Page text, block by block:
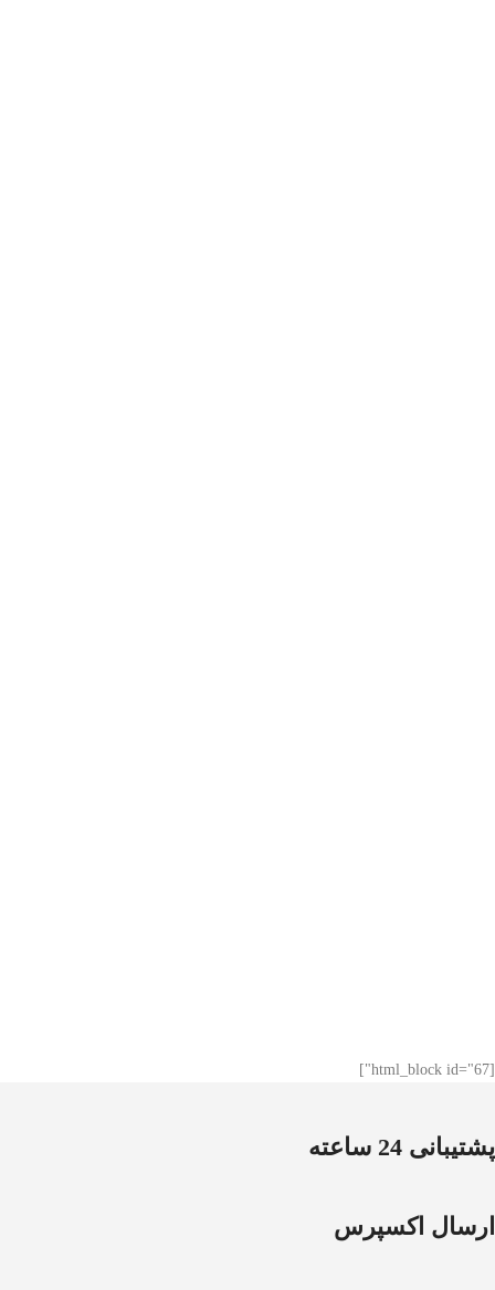
[html_block id="67"]
پشتیبانی 24 ساعته
ارسال اکسپرس